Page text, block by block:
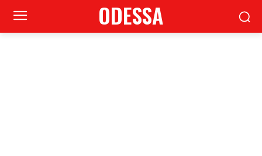
ODESSA